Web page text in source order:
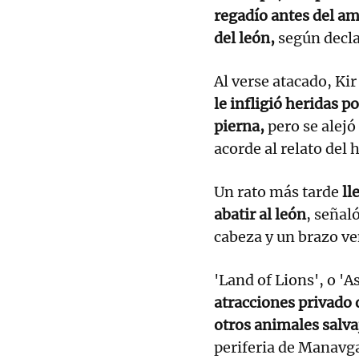
regadío antes del
del león, según
Al verse atacado, Kir
le infligió heridas
pierna,pero se
acorde al relato del
Un rato más tarde
abatir al león,
cabeza y un brazo
'Land of Lions', o
atracciones privado
otros animales
periferia de